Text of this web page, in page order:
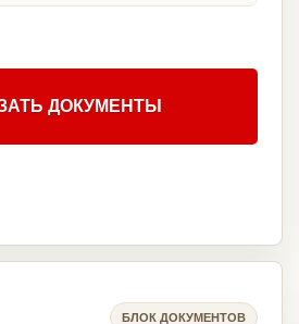
ДОКУМЕНТЫ
БЛОК ДОКУМЕНТОВ